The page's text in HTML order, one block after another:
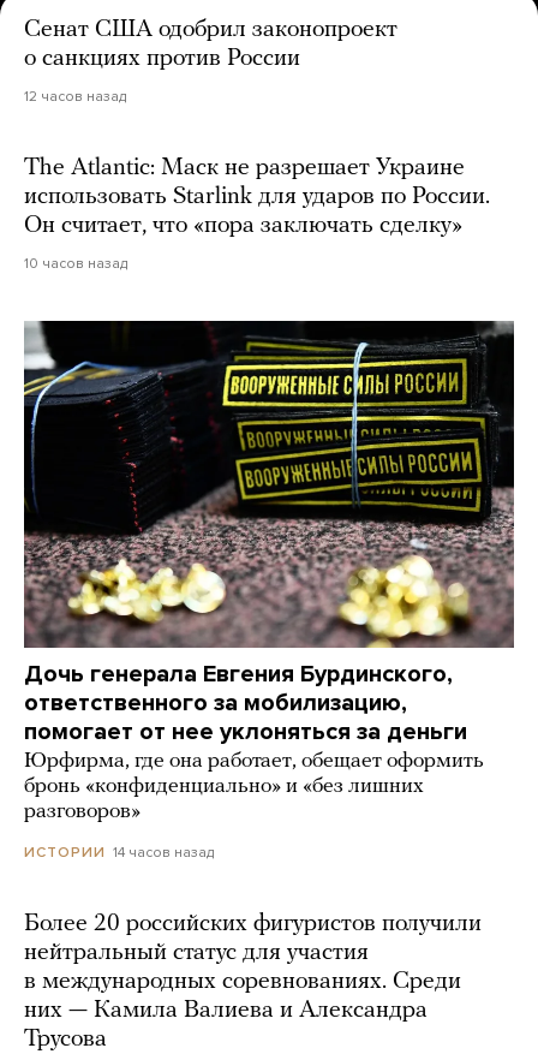
Сенат США одобрил законопроект
о санкциях против России
12 часов назад
The Atlantic: Маск не разрешает Украине
использовать Starlink для ударов по России.
Он считает, что «пора заключать сделку»
10 часов назад
Дочь генерала Евгения Бурдинского,
ответственного за мобилизацию,
помогает от нее уклоняться за деньги
Юрфирма, где она работает, обещает оформить
бронь «конфиденциально» и «без лишних
разговоров»
ИСТОРИИ 14 часов назад
Более 20 российских фигуристов получили
нейтральный статус для участия
в международных соревнованиях. Среди
них — Камила Валиева и Александра
Трусова